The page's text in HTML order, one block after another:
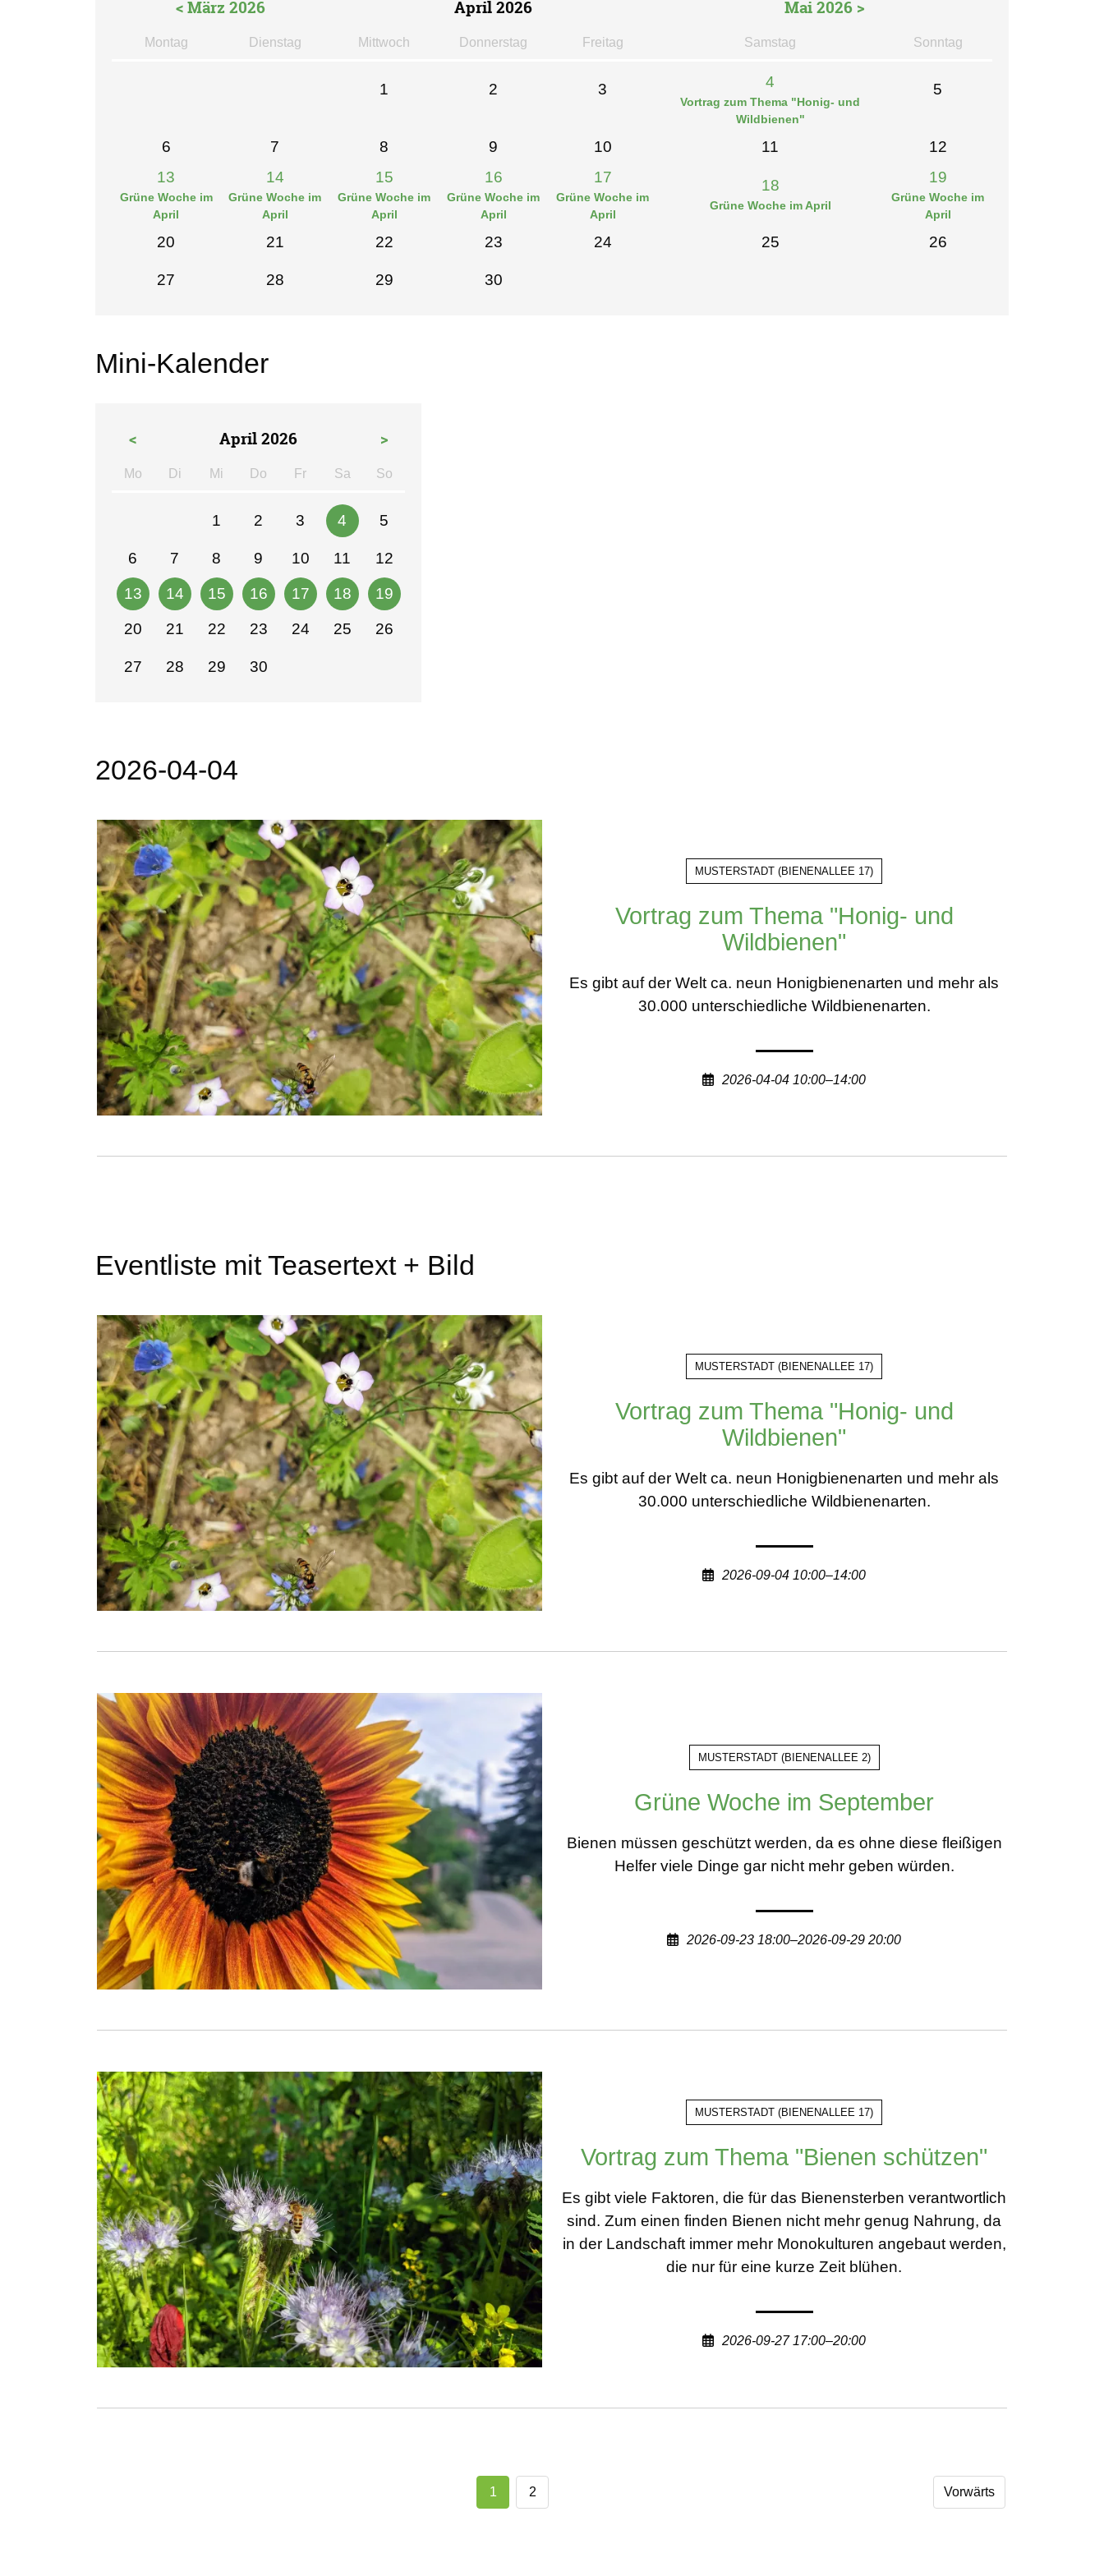
< März 2026 April 2026 Mai 2026 >
Montag Dienstag Mittwoch Donnerstag Freitag Samstag Sonntag
1 2 3 4
Vortrag zum Thema "Honig- und
Wildbienen"
5
6 7 8 9 10 11
12
13
Grüne Woche im
April
14
Grüne Woche im
April
15
Grüne Woche im
April
16
Grüne Woche im
April
17
Grüne Woche im
April
18
Grüne Woche im April
19
Grüne Woche im
April
20 21 22 23 24 25 26
27 28 29 30
Mini-Kalender
< April 2026 >
Mo
ntag
Di
enstag
Mi
ttwoch
Do
nnerstag
Fr
eitag
Sa
mstag
So
1 2 3 4 5
6 7 8 9 10 11 12
13 14 15 16 17 18 19
20 21 22 23 24 25 26
27 28 29 30
2026-04-04
MUSTERSTADT (BIENENALLEE 17)
Vortrag zum Thema "Honig- und
Wildbienen"
Es gibt auf der Welt ca. neun Honigbienenarten und mehr als
30.000 unterschiedliche Wildbienenarten.
2026-04-04 10:00–14:00
Eventliste mit Teasertext + Bild
MUSTERSTADT (BIENENALLEE 17)
Vortrag zum Thema "Honig- und
Wildbienen"
Es gibt auf der Welt ca. neun Honigbienenarten und mehr als
30.000 unterschiedliche Wildbienenarten.
2026-09-04 10:00–14:00
MUSTERSTADT(BIENENALLEE 2)
Grüne Woche im September
Bienen müssen geschützt werden, da es ohne diese fleißigen
Helfer viele Dinge gar nicht mehr geben würden.
2026-09-23 18:00–2026-09-29 20:00
MUSTERSTADT (BIENENALLEE 17)
Vortrag zum Thema "Bienen schützen"
Es gibt viele Faktoren, die für das Bienensterben verantwortlich
sind. Zum einen finden Bienen nicht mehr genug Nahrung, da
in der Landschaft immer mehr Monokulturen angebaut werden,
die nur für eine kurze Zeit blühen.
2026-09-27 17:00–20:00
Vorwärts
1 2